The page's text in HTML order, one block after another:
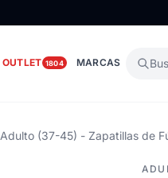
OUTLET 1804 MARCAS
Adulto (37-45) - Zapatillas de